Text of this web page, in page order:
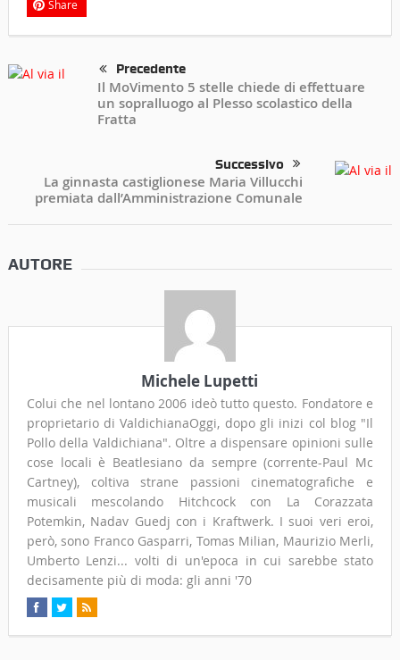
Share
Precedente
Il MoVimento 5 stelle chiede di effettuare
un sopralluogo al Plesso scolastico della
Fratta
Successivo
La ginnasta castiglionese Maria Villucchi
premiata dall’Amministrazione Comunale
AUTORE
Michele Lupetti
Colui che nel lontano 2006 ideò tutto questo. Fondatore e
proprietario di ValdichianaOggi, dopo gli inizi col blog "Il
Pollo della Valdichiana". Oltre a dispensare opinioni sulle
cose locali è Beatlesiano da sempre (corrente-Paul Mc
Cartney), coltiva strane passioni cinematografiche e
musicali mescolando Hitchcock con La Corazzata
Potemkin, Nadav Guedj con i Kraftwerk. I suoi veri eroi,
però, sono Franco Gasparri, Tomas Milian, Maurizio Merli,
Umberto Lenzi... volti di un'epoca in cui sarebbe stato
decisamente più di moda: gli anni '70